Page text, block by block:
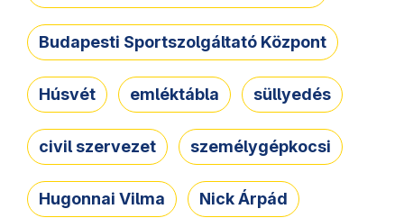
Budapesti Sportszolgáltató Központ
Húsvét emléktábla süllyedés
civil szervezet személygépkocsi
Hugonnai Vilma Nick Árpád